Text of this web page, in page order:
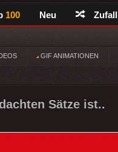
100 Neu Zufall
GIF ANIMATIONEN
Sätze ist..